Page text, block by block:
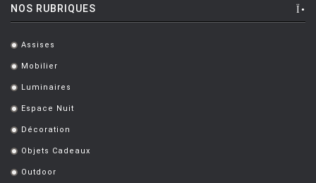
NOS RUBRIQUES
. Assises
. Mobilier
. Luminaires
. Espace Nuit
. Décoration
. Objets Cadeaux
. Outdoor